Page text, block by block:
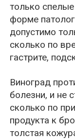
только
форме
допустимо
сколько по
гастрите,
Виноград
болезни, и не
сколько по
продукта к
толстая